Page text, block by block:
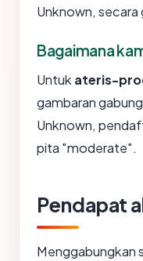
Unknown, secara
Bagaimana
Untuk ateris-
gambaran
Unknown,
pita "moderate".
Pendapat
Menggabungkan